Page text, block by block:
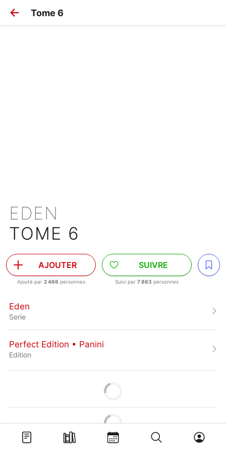
Tome 6
EDEN
TOME 6
AJOUTER
Ajouté par 2 466 personnes
SUIVRE
Suivi par 7 863 personnes
Eden
Serie
Perfect Edition • Panini
Edition